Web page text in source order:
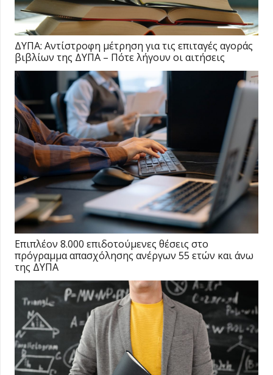
ΔΥΠΑ: Αντίστροφη μέτρηση για τις επιταγές αγοράς
βιβλίων της ΔΥΠΑ – Πότε λήγουν οι αιτήσεις
Επιπλέον 8.000 επιδοτούμενες θέσεις στο
πρόγραμμα απασχόλησης ανέργων 55 ετών και άνω
της ΔΥΠΑ